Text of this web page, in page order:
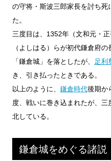
の守将・斯波三郎家長を討ち
た。
三度目は、1352年（文和元・
（よしはる）らが初代鎌倉府の
「鎌倉城」を落としたが、 足利
き、引き払ったときである。
以上のように、 鎌倉時代後期か
度、戦いに巻き込まれたが、
北している。
鎌倉城をめぐる諸説